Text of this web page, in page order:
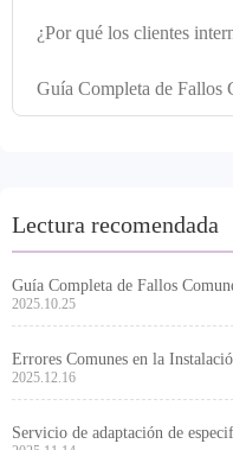
Lectura recomendada
Guía Completa de Fallos
Comerciales: De la Falla por
Polvo
2025.10.25
Errores Comunes en la
Comerciales y Cómo Prevenirlos
2025.12.16
Servicio de adaptación de